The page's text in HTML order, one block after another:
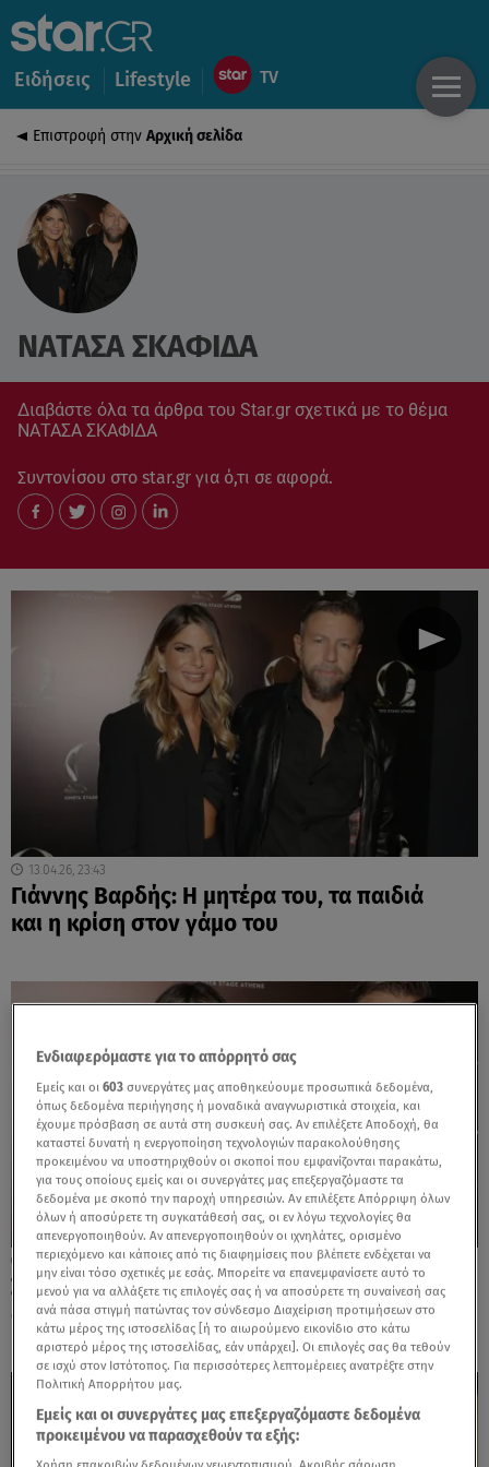
Ειδήσεις Lifestyle
Επιστροφή στην Αρχική σελίδα
ΝΑΤΑΣΑ ΣΚΑΦΙΔΑ
Διαβάστε όλα τα άρθρα του Star.gr σχετικά με το θέμα
ΝΑΤΑΣΑ ΣΚΑΦΙΔΑ
Συντονίσου στο star.gr για ό,τι σε αφορά.
13.04.26, 23:43
Γιάννης Βαρδής: Η μητέρα του, τα παιδιά
και η κρίση στον γάμο του
01.04.26, 15:54
Σκαφίδα: «Έπαθα επιλόχεια κατάθλιψη,
δεν ήθελα το παιδί μου»
Ενδιαφερόμαστε για το απόρρητό σας
Εμείς και οι603 συνεργάτες μας αποθηκεύουμε προσωπικά δεδομένα,
όπως δεδομένα περιήγησης ή μοναδικά αναγνωριστικά στοιχεία, και
έχουμε πρόσβαση σε αυτά στη συσκευή σας. Αν επιλέξετε Αποδοχή, θα
καταστεί δυνατή η ενεργοποίηση τεχνολογιών παρακολούθησης
προκειμένου να υποστηριχθούν οι σκοποί που εμφανίζονται παρακάτω,
για τους οποίους εμείς και οι συνεργάτες μας επεξεργαζόμαστε τα
δεδομένα με σκοπό την παροχή υπηρεσιών. Αν επιλέξετε Απόρριψη όλων
όλων ή αποσύρετε τη συγκατάθεσή σας, οι εν λόγω τεχνολογίες θα
απενεργοποιηθούν. Αν απενεργοποιηθούν οι ιχνηλάτες, ορισμένο
περιεχόμενο και κάποιες από τις διαφημίσεις που βλέπετε ενδέχεται να
μην είναι τόσο σχετικές με εσάς. Μπορείτε να επανεμφανίσετε αυτό το
μενού για να αλλάξετε τις επιλογές σας ή να αποσύρετε τη συναίνεσή σας
ανά πάσα στιγμή πατώντας τον σύνδεσμο Διαχείριση προτιμήσεων στο
κάτω μέρος της ιστοσελίδας [ή το αιωρούμενο εικονίδιο στο κάτω
αριστερό μέρος της ιστοσελίδας, εάν υπάρχει]. Οι επιλογές σας θα τεθούν
σε ισχύ στον Ιστότοπος. Για περισσότερες λεπτομέρειες ανατρέξτε στην
Πολιτική Απορρήτου μας.
Εμείς και οι συνεργάτες μας επεξεργαζόμαστε δεδομένα
προκειμένου να παρασχεθούν τα εξής: